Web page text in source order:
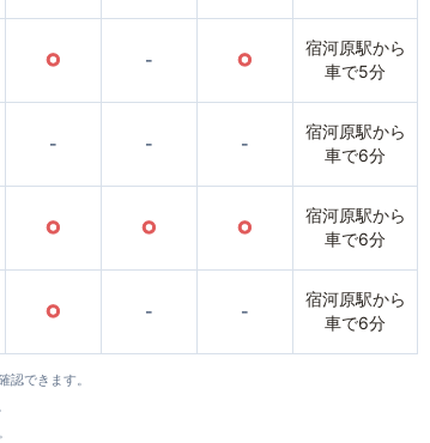
○ - ○
宿河原駅から
車で5分
- - -
宿河原駅から
車で6分
○ ○ ○
宿河原駅から
車で6分
○ - -
宿河原駅から
車で6分
できます。